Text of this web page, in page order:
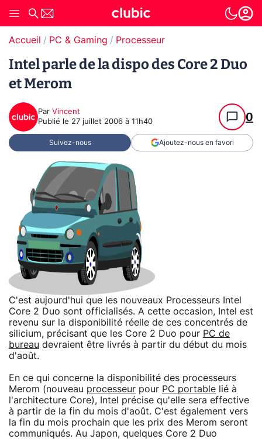
Accueil PC & Gaming Processeur
Intel parle de la dispo des Core 2 Duo
et Merom
Par Vincent
Publié le 27 juillet 2006 à 11h40 0
Suivez-nous Ajoutez-nous en favori
C'est aujourd'hui que les nouveaux Processeurs Intel
Core 2 Duo sont officialisés. A cette occasion, Intel est
revenu sur la disponibilité réelle de ces concentrés de
silicium, précisant que les Core 2 Duo pour PC de
bureau devraient être livrés à partir du début du mois
d'août.
En ce qui concerne la disponibilité des processeurs
Merom (nouveau processeur pour PC portable lié à
l'architecture Core), Intel précise qu'elle sera effective
à partir de la fin du mois d'août. C'est également vers
la fin du mois prochain que les prix des Merom seront
communiqués. Au Japon, quelques Core 2 Duo